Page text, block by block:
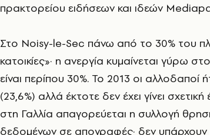
πρακτορείου ειδήσεων και ιδεών
Στο Noisy-le-Sec πάνω από το 30% του
κατοικίες»· η ανεργία κυμαίνεται γύρω
είναι περίπου 30%. Το 2013 οι αλλοδαποί
(23,6%) αλλά έκτοτε δεν έχει γίνει
στη Γαλλία απαγορεύεται η συλλογή
δεδομένων σε απογραφές· δεν υπάρχουν